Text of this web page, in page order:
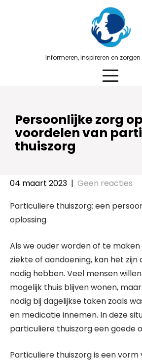
Informeren, inspireren en
Persoonlijke zorg
voordelen van
thuiszorg
04 maart 2023 | Geen reacties
Particuliere thuiszorg: een
oplossing
Als we ouder worden of te
ziekte of aandoening, kan het
nodig hebben. Veel mensen
mogelijk thuis blijven wonen,
nodig bij dagelijkse taken zoals
en medicatie innemen. In deze
particuliere thuiszorg een goede
Particuliere thuiszorg is een vorm